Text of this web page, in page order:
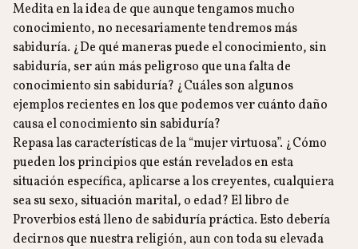
Medita en la idea de que aunque tengamos mucho
conocimiento, no necesariamente tendremos más
sabiduría. ¿De qué maneras puede el conocimiento, sin
sabiduría, ser aún más peligroso que una falta de
conocimiento sin sabiduría? ¿Cuáles son algunos
ejemplos recientes en los que podemos ver cuánto daño
causa el conocimiento sin sabiduría?
Repasa las características de la “mujer virtuosa”. ¿Cómo
pueden los principios que están revelados en esta
situación específica, aplicarse a los creyentes, cualquiera
sea su sexo, situación marital, o edad? El libro de
Proverbios está lleno de sabiduría práctica. Esto debería
decirnos que nuestra religión, aun con toda su elevada